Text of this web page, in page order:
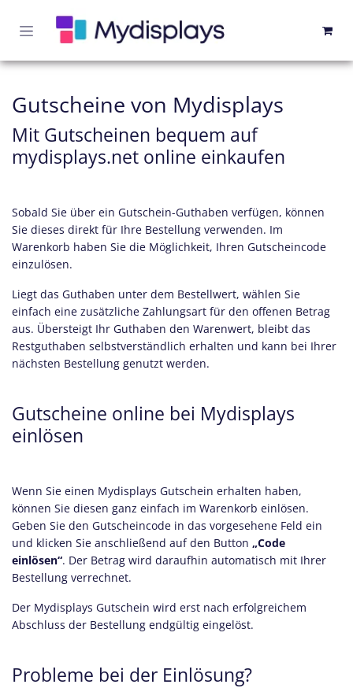
Gutscheine von Mydisplays
Mit Gutscheinen bequem auf
mydisplays.net online einkaufen
Sobald Sie über ein Gutschein-Guthaben verfügen, können
Sie dieses direkt für Ihre Bestellung verwenden. Im
Warenkorb haben Sie die Möglichkeit, Ihren Gutscheincode
einzulösen.
Liegt das Guthaben unter dem Bestellwert, wählen Sie
einfach eine zusätzliche Zahlungsart für den offenen Betrag
aus. Übersteigt Ihr Guthaben den Warenwert, bleibt das
Restguthaben selbstverständlich erhalten und kann bei Ihrer
nächsten Bestellung genutzt werden.
Gutscheine online bei Mydisplays
einlösen
Wenn Sie einen Mydisplays Gutschein erhalten haben,
können Sie diesen ganz einfach im Warenkorb einlösen.
Geben Sie den Gutscheincode in das vorgesehene Feld ein
und klicken Sie anschließend auf den Button „Code
einlösen“. Der Betrag wird daraufhin automatisch mit Ihrer
Bestellung verrechnet.
Der Mydisplays Gutschein wird erst nach erfolgreichem
Abschluss der Bestellung endgültig eingelöst.
Probleme bei der Einlösung?